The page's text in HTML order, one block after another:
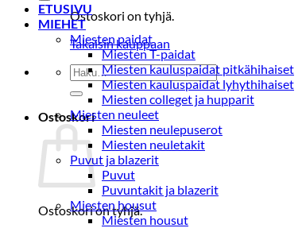
Ostoskori on tyhjä.
Takaisin kauppaan
Etsi:
Ostoskori
Ostoskori on tyhjä.
ETUSIVU
MIEHET
Miesten paidat
Miesten T-paidat
Miesten kauluspaidat pitkähihaiset
Miesten kauluspaidat lyhythihaiset
Miesten colleget ja hupparit
Miesten neuleet
Miesten neulepuserot
Miesten neuletakit
Puvut ja blazerit
Puvut
Puvuntakit ja blazerit
Miesten housut
Miesten housut